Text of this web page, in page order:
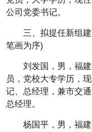
公司党委书记。
三、拟提任新组
笔画为序)
刘发国，男，福
员，党校大专学历，
记、总经理，兼市交
总经理。
杨国平，男，福